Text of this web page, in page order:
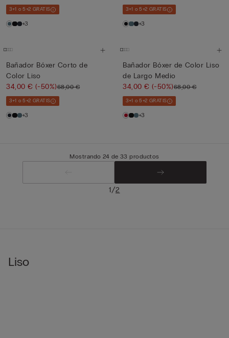
3+1 o 5+2 GRATIS
+3
3+1 o 5+2 GRATIS
+3
Bañador Bóxer Corto de
Color Liso
34,00 €(-50%)68,00 €
3+1 o 5+2 GRATIS
+3
Bañador Bóxer de Color Liso
de Largo Medio
34,00 €(-50%)68,00 €
3+1 o 5+2 GRATIS
+3
Mostrando 24 de 33 productos
1/2
Liso